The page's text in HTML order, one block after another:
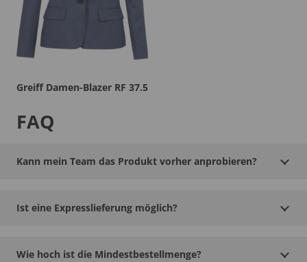
Greiff Damen-Blazer RF 37.5
FAQ
Kann mein Team das Produkt vorher anprobieren?
Ist eine Expresslieferung möglich?
Wie hoch ist die Mindestbestellmenge?